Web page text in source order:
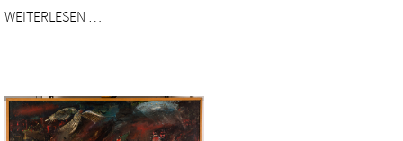
WEITERLESEN …